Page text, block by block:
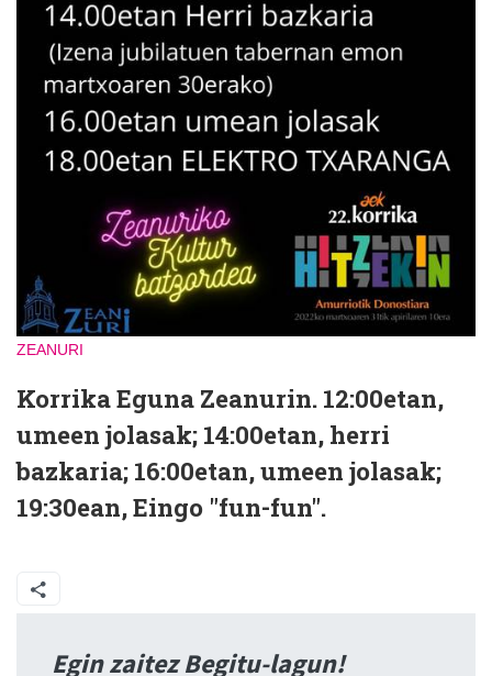
ZEANURI
Korrika Eguna Zeanurin. 12:00etan,
umeen jolasak; 14:00etan, herri
bazkaria; 16:00etan, umeen jolasak;
19:30ean, Eingo "fun-fun".
Egin zaitez Begitu-lagun!